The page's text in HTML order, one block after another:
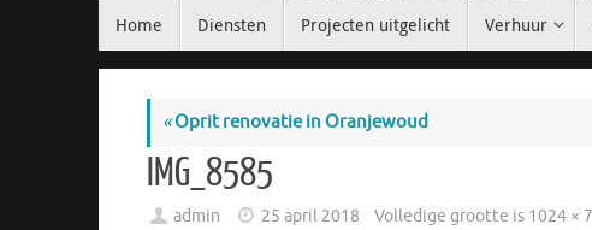
Home Diensten Projecten uitgelicht Verhuur
«Oprit renovatie in Oranjewoud
IMG_8585
admin 25 april 2018 Volledige grootte is 1024 ×